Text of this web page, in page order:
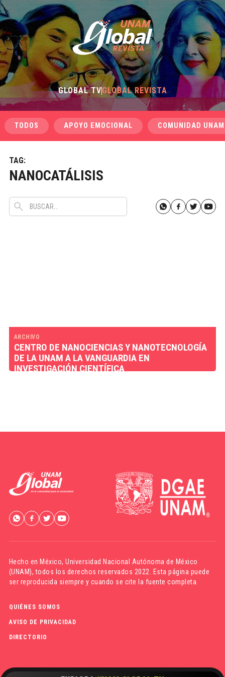
GLOBAL TVGLOBAL REVISTA
TODOS APOYO EMOCIONAL COMUNIDAD UNAM
TAG:
NANOCATÁLISIS
ARCHIVO
CENTRO DE NANOCIENCIAS Y NANOTECNOLOGÍA
DE LA UNAM A LA VANGUARDIA EN
INVESTIGACIÓN CIENTÍFICA
Hecho en México,Universidad Nacional Autónoma de México
(UNAM), todos los derechos reservados 2022. Esta página puede
ser reproducida siempre y cuando se cite la fuente completa.
QUIÉNES SOMOS
AVISO DE PRIVACIDAD
DIRECTORIO